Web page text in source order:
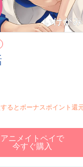
るとボーナスポイント還
アニメイトペイで
今すぐ購入